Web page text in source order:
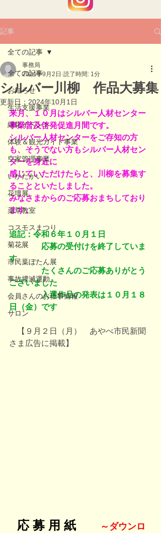
記事
全ての記事
お知らせ
生活支援事業
緑化イベント
体験＆観光ガイド事業
空家管理事業
いかだかい
花壇展
薬草教室
コスモスまつり
菊花展
市民葉ぼたん展
事故撲滅運動
会員さんのお仕事情報
サロン
全ての記事
シルバー川柳 作品大募集
事務局
2024年9月2日 読了時間: 1分
更新日： 2024年10月1日
来月、１０月はシルバー人材センター
事業普及啓発促進月間です。
シルバー人材センターをご存知の方
も、そうでない方もシルバー人材セン
ターを身近に
感じていただけたらと、川柳を募集す
ることといたしました。
みなさまからのご応募おまちしており
ます。
追記：令和６年１０月１日
応募の受付けを終了していま
す
たくさんのご応募ありがとう
ございました
入選作品の発表は１０月１８
日（金）です
【９月２日（月）　あやべ市民新聞
さま広告に掲載】
応 募 用 紙
～ダウンロ